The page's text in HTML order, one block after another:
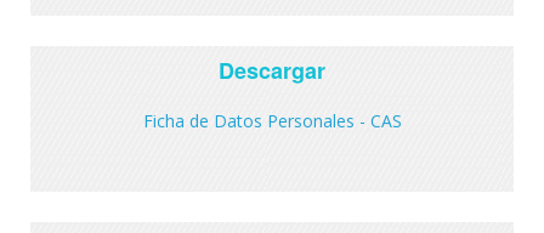
Descargar
Ficha de Datos Personales - CAS